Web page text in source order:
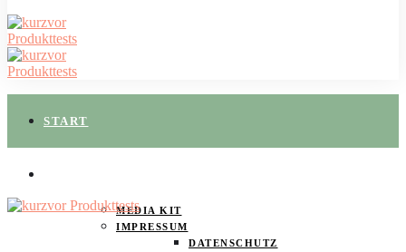
START
MEDIA KIT
IMPRESSUM
DATENSCHUTZ